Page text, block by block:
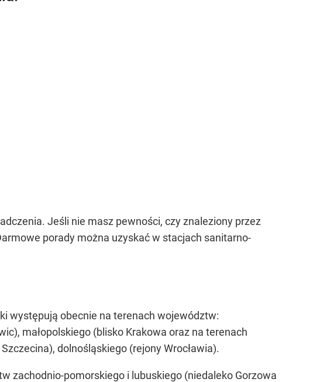
Jeśli nie masz pewności, czy znaleziony przez
porady można uzyskać w stacjach sanitarno-
występują obecnie na terenach województw:
małopolskiego (blisko Krakowa oraz na terenach
dolnośląskiego (rejony Wrocławia).
zachodnio-pomorskiego i lubuskiego (niedaleko Gorzowa